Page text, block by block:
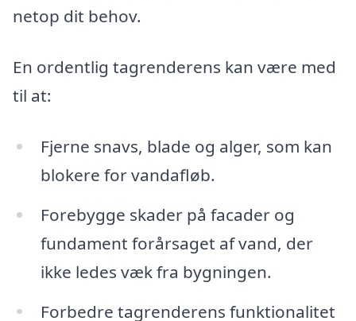
netop dit behov.
En ordentlig tagrenderens kan være med
til at:
Fjerne snavs, blade og alger, som kan
blokere for vandafløb.
Forebygge skader på facader og
fundament forårsaget af vand, der
ikke ledes væk fra bygningen.
Forbedre tagrenderens funktionalitet